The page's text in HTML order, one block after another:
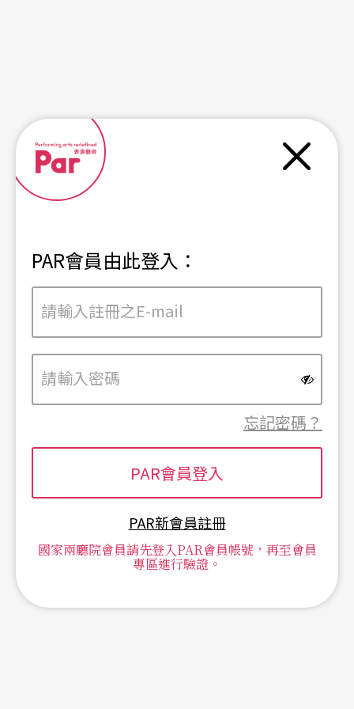
PAR會員由此登入：
忘記密碼？
PAR新會員註冊
國家兩廳院會員請先登入PAR會員帳號，再至會員
專區進行驗證。